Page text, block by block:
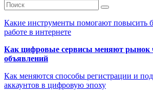
Какие инструменты помогают повысить
работе в интернете
Как цифровые сервисы меняют рынок
объявлений
Как меняются способы регистрации и
аккаунтов в цифровую эпоху